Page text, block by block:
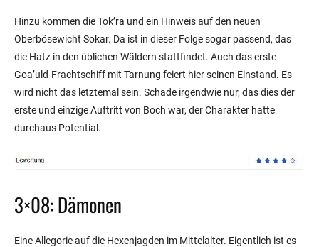
Hinzu kommen die Tok’ra und ein Hinweis auf den neuen
Oberbösewicht Sokar. Da ist in dieser Folge sogar passend, das
die Hatz in den üblichen Wäldern stattfindet. Auch das erste
Goa’uld-Frachtschiff mit Tarnung feiert hier seinen Einstand. Es
wird nicht das letztemal sein. Schade irgendwie nur, das dies der
erste und einzige Auftritt von Boch war, der Charakter hatte
durchaus Potential.
3×08: Dämonen
Eine Allegorie auf die Hexenjagden im Mittelalter. Eigentlich ist es